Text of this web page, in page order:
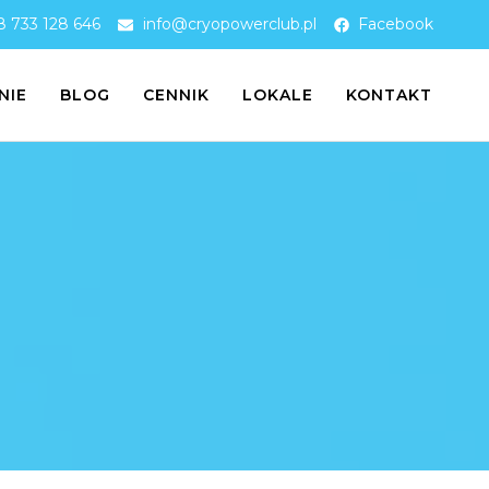
733 128 646 info@cryopowerclub.pl Facebook
BLOG CENNIK LOKALE KONTAKT